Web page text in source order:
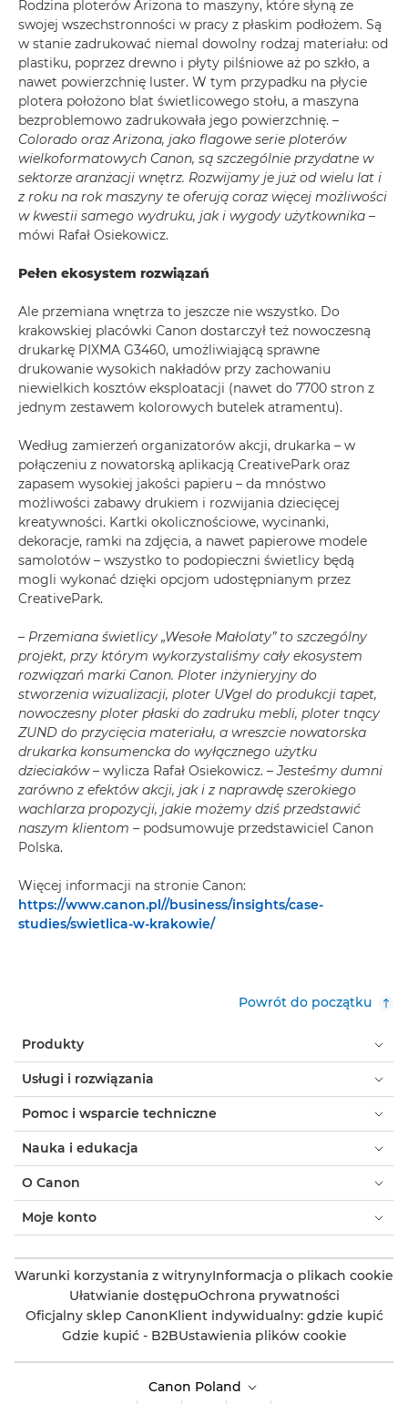
Rodzina ploterów Arizona to maszyny, które słyną ze
swojej wszechstronności w pracy z płaskim podłożem. Są
w stanie zadrukować niemal dowolny rodzaj materiału: od
plastiku, poprzez drewno i płyty pilśniowe aż po szkło, a
nawet powierzchnię luster. W tym przypadku na płycie
plotera położono blat świetlicowego stołu, a maszyna
bezproblemowo zadrukowała jego powierzchnię. –
Colorado oraz Arizona, jako flagowe serie ploterów
wielkoformatowych Canon, są szczególnie przydatne w
sektorze aranżacji wnętrz. Rozwijamy je już od wielu lat i
z roku na rok maszyny te oferują coraz więcej możliwości
w kwestii samego wydruku, jak i wygody użytkownika –
mówi Rafał Osiekowicz.
Pełen ekosystem rozwiązań
Ale przemiana wnętrza to jeszcze nie wszystko. Do
krakowskiej placówki Canon dostarczył też nowoczesną
drukarkę PIXMA G3460, umożliwiającą sprawne
drukowanie wysokich nakładów przy zachowaniu
niewielkich kosztów eksploatacji (nawet do 7700 stron z
jednym zestawem kolorowych butelek atramentu).
Według zamierzeń organizatorów akcji, drukarka – w
połączeniu z nowatorską aplikacją CreativePark oraz
zapasem wysokiej jakości papieru – da mnóstwo
możliwości zabawy drukiem i rozwijania dziecięcej
kreatywności. Kartki okolicznościowe, wycinanki,
dekoracje, ramki na zdjęcia, a nawet papierowe modele
samolotów – wszystko to podopieczni świetlicy będą
mogli wykonać dzięki opcjom udostępnianym przez
CreativePark.
– Przemiana świetlicy „Wesołe Małolaty” to szczególny
projekt, przy którym wykorzystaliśmy cały ekosystem
rozwiązań marki Canon. Ploter inżynieryjny do
stworzenia wizualizacji, ploter UVgel do produkcji tapet,
nowoczesny ploter płaski do zadruku mebli, ploter tnący
ZUND do przycięcia materiału, a wreszcie nowatorska
drukarka konsumencka do wyłącznego użytku
dzieciaków – wylicza Rafał Osiekowicz. – Jesteśmy dumni
zarówno z efektów akcji, jak i z naprawdę szerokiego
wachlarza propozycji, jakie możemy dziś przedstawić
naszym klientom – podsumowuje przedstawiciel Canon
Polska.
Więcej informacji na stronie Canon:
https://www.canon.pl//business/insights/case-
studies/swietlica-w-krakowie/
Powrót do początku
Produkty
Usługi i rozwiązania
Pomoc i wsparcie techniczne
Nauka i edukacja
O Canon
Moje konto
Warunki korzystania z witrynyInformacja o plikach cookie
Ułatwianie dostępuOchrona prywatności
Oficjalny sklep CanonKlient indywidualny: gdzie kupić
Gdzie kupić - B2BUstawienia plików cookie
Canon Poland